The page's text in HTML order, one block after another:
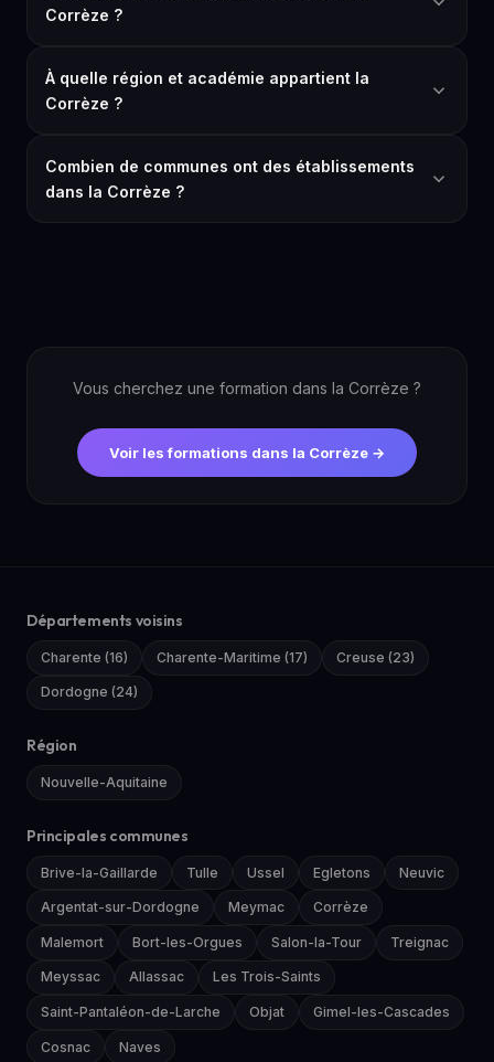
Corrèze ?
À quelle région et académie appartient la
Corrèze ?
Combien de communes ont des établissements
dans la Corrèze ?
Vous cherchez une formation dans la Corrèze ?
Voir les formations dans la Corrèze →
Départements voisins
Charente (16) Charente-Maritime (17) Creuse (23)
Dordogne (24)
Région
Nouvelle-Aquitaine
Principales communes
Brive-la-Gaillarde Tulle Ussel Egletons Neuvic
Argentat-sur-Dordogne Meymac Corrèze
Malemort Bort-les-Orgues Salon-la-Tour Treignac
Meyssac Allassac Les Trois-Saints
Saint-Pantaléon-de-Larche Objat Gimel-les-Cascades
Cosnac Naves